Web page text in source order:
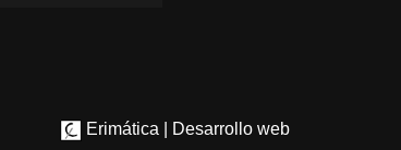
Erimática | Desarrollo web